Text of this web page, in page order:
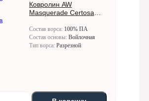
Ковролин AW
Masquerade Certosa
Состав ворса: 100% ПА
Состав основы: Войлочная
Тип ворса: Разрезной